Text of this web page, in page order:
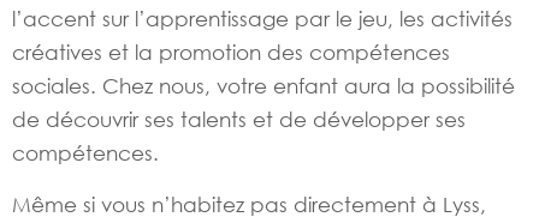
l’accent sur l’apprentissage par le jeu, les activités
créatives et la promotion des compétences
sociales. Chez nous, votre enfant aura la possibilité
de découvrir ses talents et de développer ses
compétences.
Même si vous n’habitez pas directement à Lyss,